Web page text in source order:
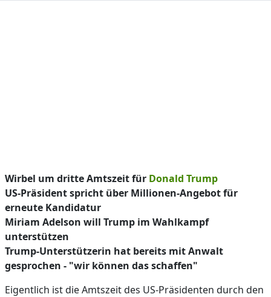
Wirbel um dritte Amtszeit für Donald Trump
US-Präsident spricht über Millionen-Angebot für
erneute Kandidatur
Miriam Adelson will Trump im Wahlkampf
unterstützen
Trump-Unterstützerin hat bereits mit Anwalt
gesprochen - "wir können das schaffen"
Eigentlich ist die Amtszeit des US-Präsidenten durch den